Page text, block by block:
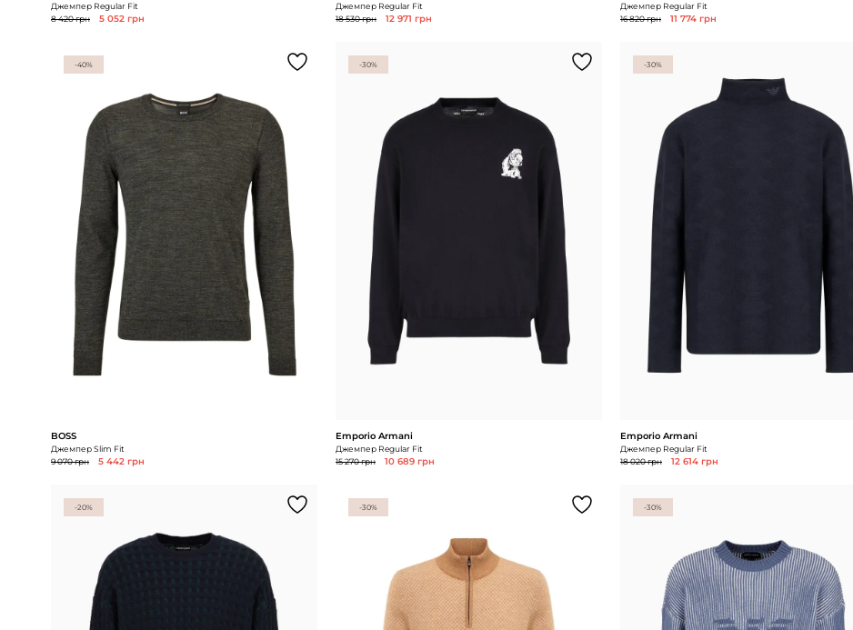
Джемпер Regular Fit
8 420 грн
5 052 грн
Джемпер Regular Fit
18 530 грн
12 971 грн
Джемпер Regular Fit
16 820 грн
11 774 грн
-40%
BOSS
Джемпер Slim Fit
9 070 грн
5 442 грн
-30%
Emporio Armani
Джемпер Regular Fit
15 270 грн
10 689 грн
-30%
Emporio Armani
Джемпер Regular Fit
18 020 грн
12 614 грн
-20% -30% -30%